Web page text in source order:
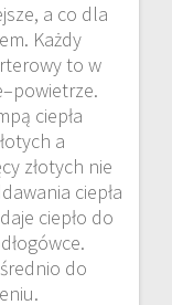
a co dla
Każdy
to w
ciepła
a
złotych nie
ciepła
ciepło do
do